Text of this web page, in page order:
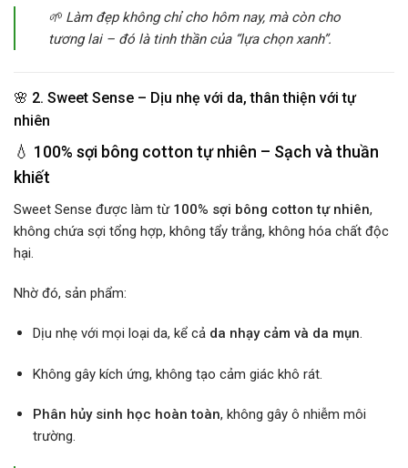
🌱 Làm đẹp không chỉ cho hôm nay, mà còn cho
tương lai – đó là tinh thần của “lựa chọn xanh”.
🌸 2. Sweet Sense – Dịu nhẹ với da, thân thiện với tự
nhiên
💧 100% sợi bông cotton tự nhiên – Sạch và thuần
khiết
Sweet Sense được làm từ 100% sợi bông cotton tự nhiên,
không chứa sợi tổng hợp, không tẩy trắng, không hóa chất độc
hại.
Nhờ đó, sản phẩm:
Dịu nhẹ với mọi loại da, kể cả da nhạy cảm và da mụn.
Không gây kích ứng, không tạo cảm giác khô rát.
Phân hủy sinh học hoàn toàn, không gây ô nhiễm môi
trường.